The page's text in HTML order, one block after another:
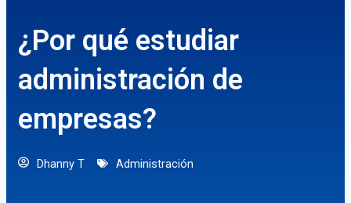
¿Por qué estudiar
administración de
empresas?
Dhanny T Administración